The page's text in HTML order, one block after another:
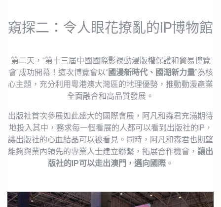
窺探二：令人眼花撩亂的IP博物館
第二天，“第十三屆中國國際影視動漫版權保護和貿易博覽
會”成功開幕！這次博覽會以“國漫新時代、國潮新力量”為核
心主題，充分利用粵港澳大灣區的地理優勢，推動動漫產業
全面融合和高品質發展。
出版社首次參展如此盛大的國際會展，阿凡和森君充滿期待
地投入其中，務求每一個看展的人都可以看到出版社的IP，
讓出版社的心血結晶可以被看見。同時，阿凡和森君也期望
能夠與業內領先的專業人士建立聯繫，拓展合作機會， 讓出
版社的IP可以走出澳門，邁向國際。